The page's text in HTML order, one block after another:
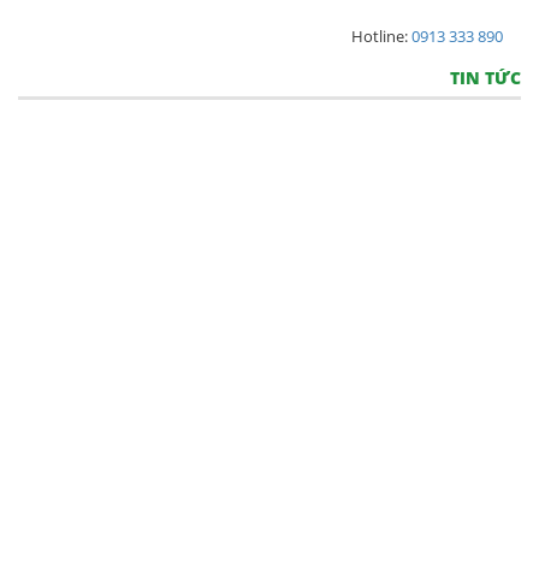
Hotline:0913 333 890
TIN TỨC